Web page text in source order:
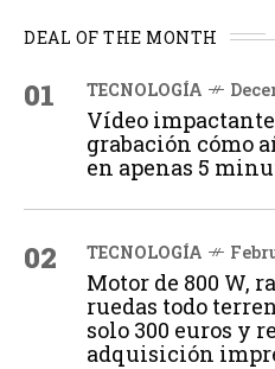
DEAL OF THE MONTH
01 TECNOLOGÍA
Vídeo
grabación cómo
en apenas 5
02 TECNOLOGÍA
Motor de 800 W,
ruedas todo
solo 300 euros y
adquisición